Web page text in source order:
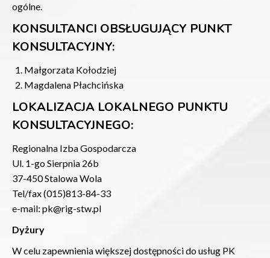
ogólne.
KONSULTANCI OBSŁUGUJĄCY PUNKT
KONSULTACYJNY:
Małgorzata Kołodziej
Magdalena Płachcińska
LOKALIZACJA LOKALNEGO PUNKTU
KONSULTACYJNEGO:
Regionalna Izba Gospodarcza
Ul. 1-go Sierpnia 26b
37-450 Stalowa Wola
Tel/fax (015)813-84-33
e-mail: pk@rig-stw.pl
Dyżury
W celu zapewnienia większej dostępności do usług PK